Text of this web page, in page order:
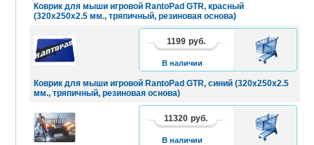
Коврик для мыши игровой RantoPad GTR, красный
(320х250х2.5 мм., тряпичный, резиновая основа)
Коврик для мыши игровой RantoPad GTR, синий (320х250х2.5
мм., тряпичный, резиновая основа)
1199 руб.
В наличии
В
КОРЗИНУ
11320 руб.
В наличии
В
КОРЗИНУ